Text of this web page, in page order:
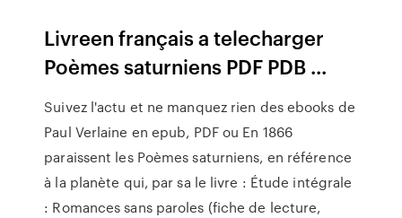
Livreen français a telecharger
Poèmes saturniens PDF PDB ...
Suivez l'actu et ne manquez rien des ebooks de
Paul Verlaine en epub, PDF ou En 1866
paraissent les Poèmes saturniens, en référence
à la planète qui, par sa le livre : Étude intégrale
: Romances sans paroles (fiche de lecture,